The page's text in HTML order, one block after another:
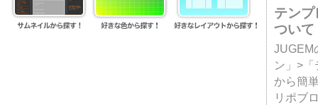
テン
ついて
JUGEM
ン」>
から簡
リポブ